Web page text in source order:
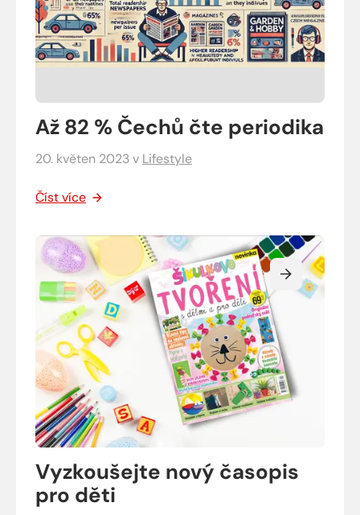
Až 82 % Čechů čte periodika
20. květen 2023v Lifestyle
Číst více
Vyzkoušejte nový časopis
pro děti